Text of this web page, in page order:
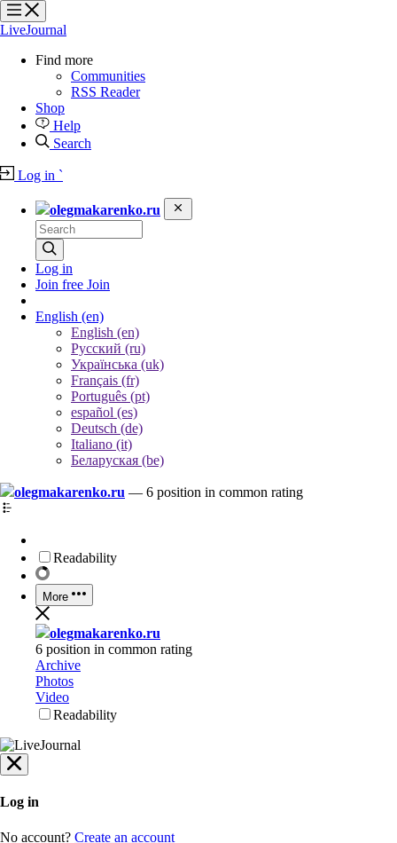
?
?
?
?
LiveJournal
Find more
Communities
RSS Reader
Shop
Help
Search
Log in `
olegmakarenko.ru
Log in
Join free Join
English (en)
English (en)
Русский (ru)
Українська (uk)
Français (fr)
Português (pt)
español (es)
Deutsch (de)
Italiano (it)
Беларуская (be)
olegmakarenko.ru — 6 position in common rating
Readability
More
olegmakarenko.ru
6 position in common rating
Archive
Photos
Video
Readability
Log in
No account? Create an account